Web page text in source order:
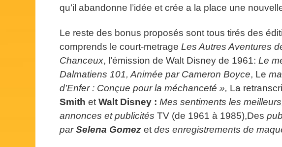
qu’il abandonne l’idée et crée a la place une
Le reste des bonus proposés sont tous tirés des
comprends le court-metrage Les Autres Aventures
Chanceux, l’émission de Walt Disney de 1961: Le
Dalmatiens 101, Animée par Cameron Boyce, Le
d’Enfer : Conçue pour la méchanceté », La
Smith et Walt Disney : Mes sentiments les
annonces et publicités TV (de 1961 à 1985),Des
parSelena Gomez et des enregistrements de